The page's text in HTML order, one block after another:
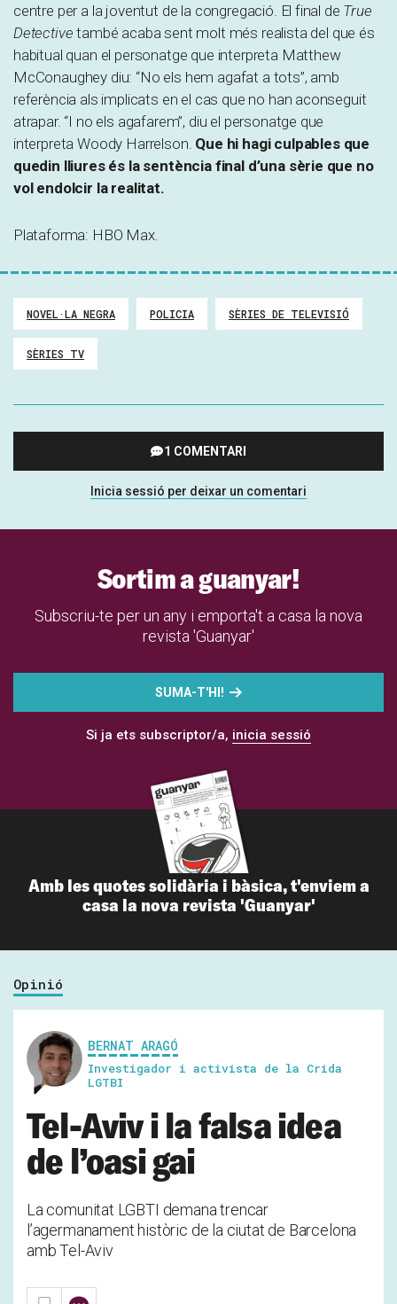
centre per a la joventut de la congregació. El final de True
Detective també acaba sent molt més realista del que és
habitual quan el personatge que interpreta Matthew
McConaughey diu: “No els hem agafat a tots”, amb
referència als implicats en el cas que no han aconseguit
atrapar. “I no els agafarem”, diu el personatge que
interpreta Woody Harrelson. Que hi hagi culpables que
quedin lliures és la sentència final d’una sèrie que no
vol endolcir la realitat.
Plataforma: HBO Max.
NOVEL·LA NEGRA POLICIA SÈRIES DE TELEVISIÓ
SÈRIES TV
1 COMENTARI
Inicia sessió per deixar un comentari
Sortim a guanyar!
Subscriu-te per un any i emporta't a casa la nova
revista 'Guanyar'
SUMA-T'HI!
Si ja ets subscriptor/a, inicia sessió
Amb les quotes solidària i bàsica, t'enviem a
casa la nova revista 'Guanyar'
Opinió
BERNAT ARAGÓ
Investigador i activista de la Crida
LGTBI
Tel-Aviv i la falsa idea
de l’oasi gai
La comunitat LGBTI demana trencar
l’agermanament històric de la ciutat de Barcelona
amb Tel-Aviv